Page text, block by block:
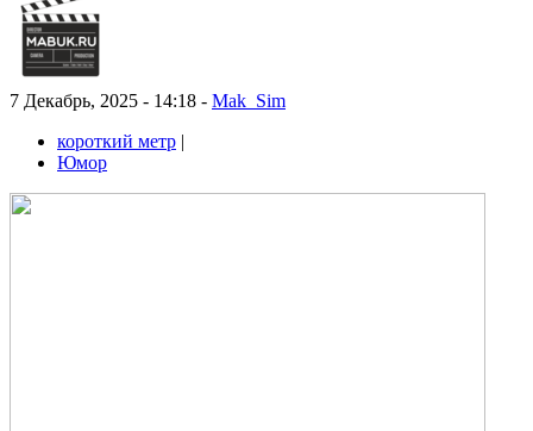
7 Декабрь, 2025 - 14:18 - Mak_Sim
короткий метр |
Юмор